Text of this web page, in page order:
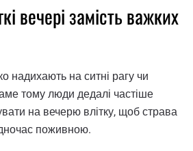
вечері замість важких
надихають на ситні рагу чи
тому люди дедалі частіше
на вечерю влітку, щоб страва
поживною.